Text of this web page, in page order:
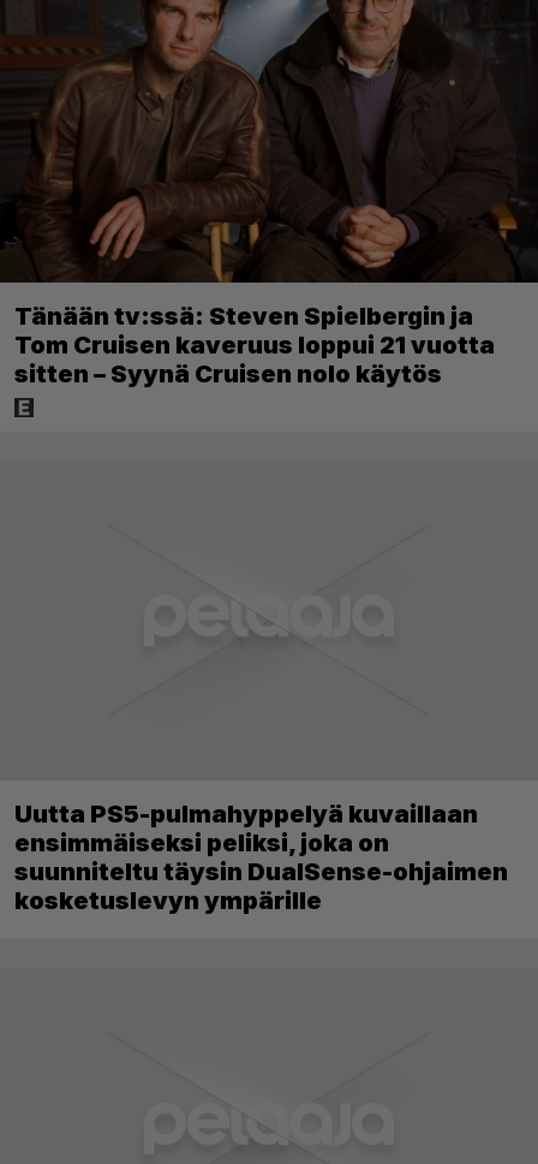
Tänään tv:ssä: Steven Spielbergin ja
Tom Cruisen kaveruus loppui 21 vuotta
sitten – Syynä Cruisen nolo käytös
Uutta PS5-pulmahyppelyä kuvaillaan
ensimmäiseksi peliksi, joka on
suunniteltu täysin DualSense-ohjaimen
kosketuslevyn ympärille